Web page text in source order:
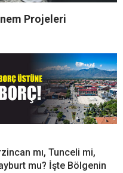
Projeleri
mı, Tunceli mi,
mu? İşte Bölgenin